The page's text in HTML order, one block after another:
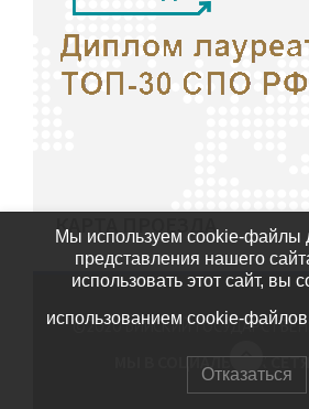
КАРТА ПРОЕЗДА
©2020БИЙСКИЙ
МЫ В СОЦИАЛЬНЫХ СЕТЯХ
Мы используем cookie-файлы
представления нашего
использовать этот сайт, вы
использованием cookie-
Отказаться